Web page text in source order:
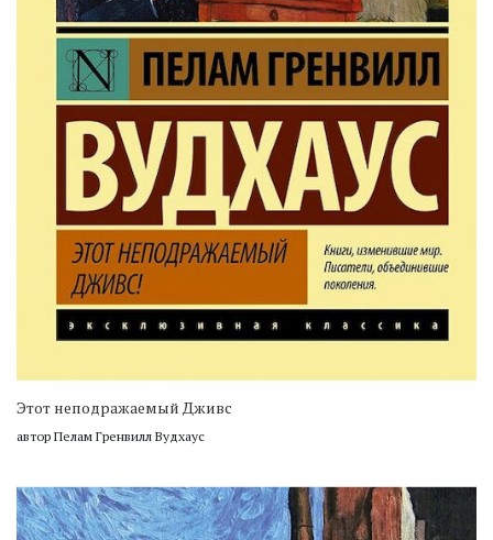
Этот неподражаемый Дживс
автор Пелам Гренвилл Вудхаус